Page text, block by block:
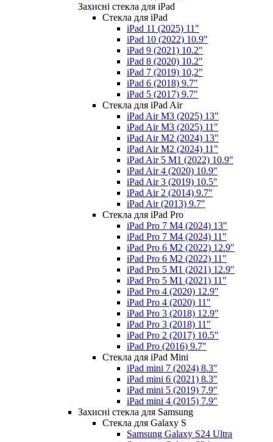
Захисні стекла для iPad
Стекла для iPad
iPad 11 (2025) 11"
iPad 10 (2022) 10.9"
iPad 9 (2021) 10.2"
iPad 8 (2020) 10.2"
iPad 7 (2019) 10,2"
iPad 6 (2018) 9.7"
iPad 5 (2017) 9.7"
Стекла для iPad Air
iPad Air M3 (2025) 13"
iPad Air M3 (2025) 11"
iPad Air M2 (2024) 13"
iPad Air M2 (2024) 11"
iPad Air 5 M1 (2022) 10.9"
iPad Air 4 (2020) 10.9"
iPad Air 3 (2019) 10.5"
iPad Air 2 (2014) 9.7"
iPad Air (2013) 9.7"
Стекла для iPad Pro
iPad Pro 7 M4 (2024) 13"
iPad Pro 7 M4 (2024) 11"
iPad Pro 6 M2 (2022) 12.9"
iPad Pro 6 M2 (2022) 11"
iPad Pro 5 M1 (2021) 12.9"
iPad Pro 5 M1 (2021) 11"
iPad Pro 4 (2020) 12.9"
iPad Pro 4 (2020) 11"
iPad Pro 3 (2018) 12.9"
iPad Pro 3 (2018) 11"
iPad Pro 2 (2017) 10.5"
iPad Pro (2016) 9.7"
Стекла для iPad Mini
iPad mini 7 (2024) 8.3"
iPad mini 6 (2021) 8.3"
iPad mini 5 (2019) 7.9"
iPad mini 4 (2015) 7.9"
Захисні стекла для Samsung
Стекла для Galaxy S
Samsung Galaxy S24 Ultra